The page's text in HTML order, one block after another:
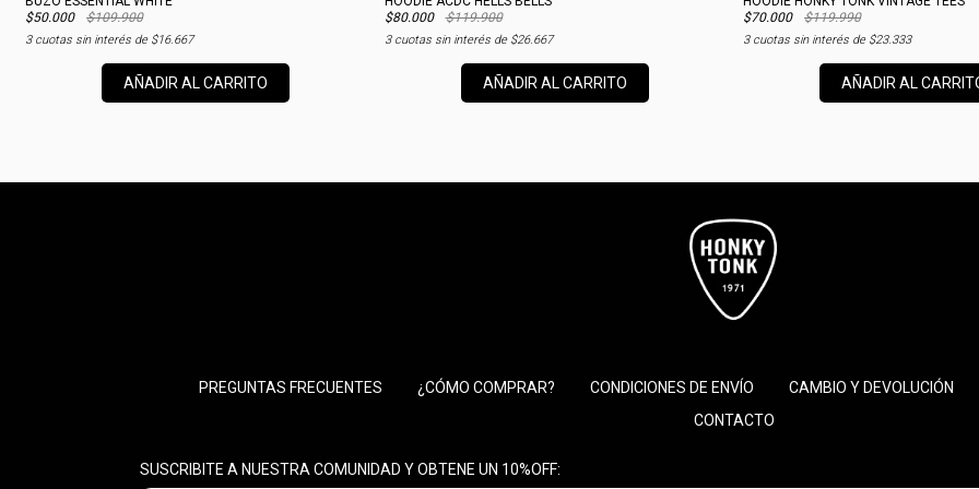
$50.000
$109.900
3cuotas sin interés de $16.667
AÑADIR AL CARRITO
$80.000
$119.900
3cuotas sin interés de $26.667
AÑADIR AL CARRITO
$70.000
$119.990
3cuotas sin interés de $23.333
AÑADIR AL
PREGUNTAS FRECUENTES ¿CÓMO COMPRAR? CONDICIONES DE ENVÍO CAMBIO Y DEVOLUCIÓN
CONTACTO
SUSCRIBITE A NUESTRA COMUNIDAD Y OBTENE UN 10%OFF: